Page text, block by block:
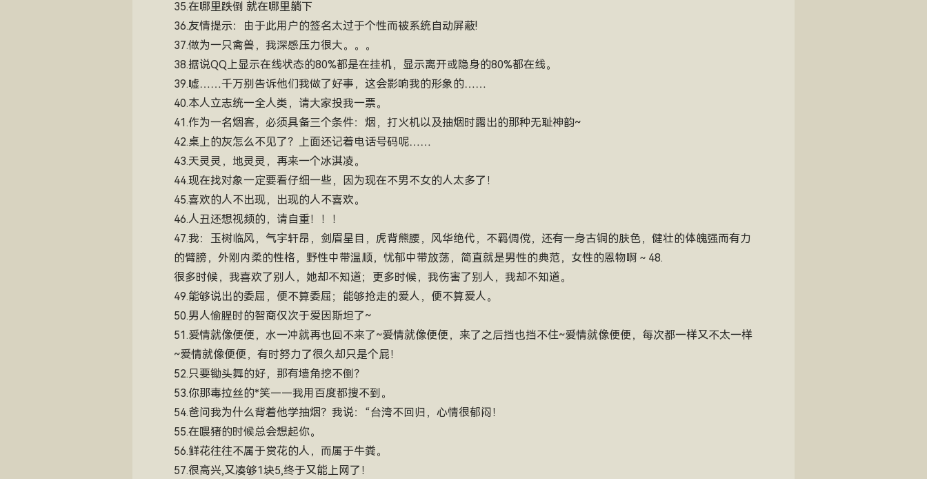
35.在哪里跌倒 就在哪里躺下
36.友情提示：由于此用户的签名太过于个性而被系统自动屏蔽!
37.做为一只禽兽，我深感压力很大。。。
38.据说QQ上显示在线状态的80%都是在挂机，显示离开或隐身的80%都在线。
39.嘘……千万别告诉他们我做了好事，这会影响我的形象的……
40.本人立志统一全人类，请大家投我一票。
41.作为一名烟客，必须具备三个条件：烟，打火机以及抽烟时露出的那种无耻神韵~
42.桌上的灰怎么不见了？上面还记着电话号码呢……
43.天灵灵，地灵灵，再来一个冰淇凌。
44.现在找对象一定要看仔细一些，因为现在不男不女的人太多了！
45.喜欢的人不出现，出现的人不喜欢。
46.人丑还想视频的，请自重！！！
47.我：玉树临风，气宇轩昂，剑眉星目，虎背熊腰，风华绝代，不羁倜傥，还有一身古铜的肤色，健壮的体魄强而有力
的臂膀，外刚内柔的性格，野性中带温顺，忧郁中带放荡，简直就是男性的典范，女性的恩物啊～48.
很多时候，我喜欢了别人，她却不知道；更多时候，我伤害了别人，我却不知道。
49.能够说出的委屈，便不算委屈；能够抢走的爱人，便不算爱人。
50.男人偷腥时的智商仅次于爱因斯坦了~
51.爱情就像便便，水一冲就再也回不来了~爱情就像便便，来了之后挡也挡不住~爱情就像便便，每次都一样又不太一样
~爱情就像便便，有时努力了很久却只是个屁！
52.只要锄头舞的好，那有墙角挖不倒？
53.你那毒拉丝的*笑——我用百度都搜不到。
54.爸问我为什么背着他学抽烟？我说：“台湾不回归，心情很郁闷！
55.在喂猪的时候总会想起你。
56.鲜花往往不属于赏花的人，而属于牛粪。
57.很高兴,又凑够1块5,终于又能上网了！